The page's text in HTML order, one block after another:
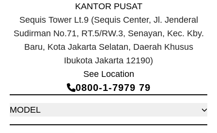
KANTOR PUSAT
Sequis Tower Lt.9 (Sequis Center, Jl. Jenderal
Sudirman No.71, RT.5/RW.3, Senayan, Kec. Kby.
Baru, Kota Jakarta Selatan, Daerah Khusus
Ibukota Jakarta 12190)
See Location
0800‑1‑7979 79
MODEL